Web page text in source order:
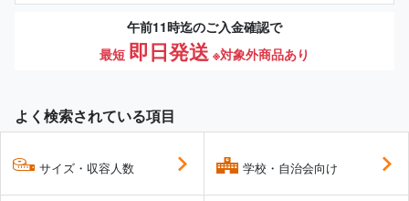
午前11時迄のご入金確認で
最短 即日発送 ※対象外商品あり
よく検索されている項目
サイズ・収容人数 学校・自治会向け